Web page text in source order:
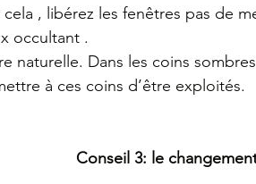
, libérez les fenêtres pas de
occultant .
naturelle. Dans les coins
à ces coins d’être exploités.
Conseil 3: le